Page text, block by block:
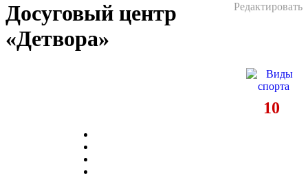
Редактировать
Досуговый центр
«Детвора»
10